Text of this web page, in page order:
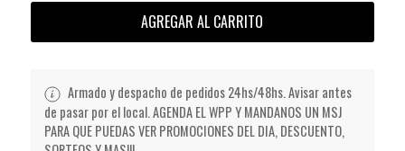
AGREGAR AL CARRITO
Armado y despacho de pedidos 24hs/48hs. Avisar antes
de pasar por el local. AGENDA EL WPP Y MANDANOS UN MSJ
PARA QUE PUEDAS VER PROMOCIONES DEL DIA, DESCUENTO,